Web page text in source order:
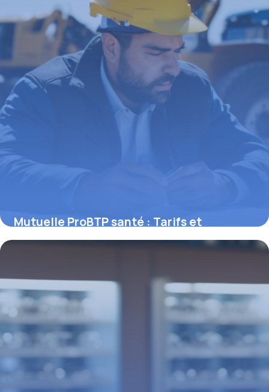
Mutuelle ProBTP santé : Tarifs et
garanties